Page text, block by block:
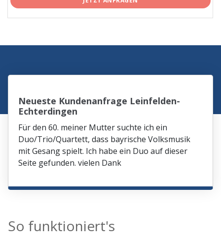
Neueste Kundenanfrage Leinfelden-
Echterdingen
Für den 60. meiner Mutter suchte ich ein
Duo/Trio/Quartett, dass bayrische Volksmusik
mit Gesang spielt. Ich habe ein Duo auf dieser
Seite gefunden. vielen Dank
So funktioniert's